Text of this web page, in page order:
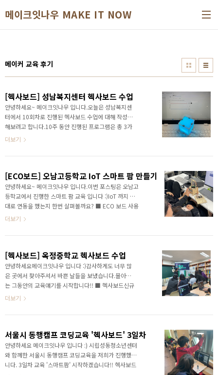
메이크잇나우 MAKE IT NOW
메이커 교육 후기
[헥사보드] 성남복지센터 헥사보드 수업
안녕하세요~ 메이크잇나우 입니다.오늘은 성남복지센
터에서 10회차로 진행된 헥사보드 수업에 대해 작성을
해보려고 합니다.10주 동안 진행된 프로그램은 총 3가
지 였는데요.기본적인 코딩과 무선통신에 대해 배우고,
트 화분 만들기이렇게 총 3가지의 프로그램을 진행했습
https://smartstore.naver.com/makeitnow/products/9829138976 헥
사보드 HEXABOARD IoT, AI 교육용 보드 - 교과연계,
인공지능, 데이터 사이언스 교육 만능 코딩 교육[메이크
잇나우] 메이커 제품을 만날 수 있는 마켓입니
는 작은 ..
더보기
[ECO보드] 오남고등학교 IoT 스마트 팜 만들기
안녕하세요~ 메이크잇나우 입니다.이번 포스팅은 오남고
등학교에서 진행한 스마트 팜 교육 입니다 :)IoT 까지 제
대로 연동을 했는지 한번 살펴볼까요? ■ ECO 보드 사용
하기ECO 보드는 이지(Easy) 커넥터(COnnect) 의 줄임
을 살린보드 입니다. 메이크잇나우가 보유한 40여종 이
있어전문적인 회로에 대한 지식이 없어도 쉽게 연결하여
코딩에 집중 할 수 있도록 되어 있어 수업을 듣는 학생들
도이를 교육하는 선생님들도 매우 손쉽게 AIoT, 데이터
사이언스 등을 구현할 수 있습니다
:)https://smartstore.naver.com/makeitnow/products/6019897171 ECO
보드..
더보기
[헥사보드] 옥정중학교 헥사보드 수업
안녕하세요메이크잇나우 입니다 :)감사하게도 너무 많
은 곳에서 찾아주셔서 바쁜 날들을 보냈습니다.몰아쓰
는 그동안의 교육얘기를 시작합니다!! ■ 헥사보드신규
보드로 출시된 헥사보드는 손안에 들어오는 작은 사이
내장되어 있는 만능형 소형 보드 입니다.이러한 센서들
젝트를 진행하고, 이를 통해 쉽고 재미있게코딩을 배울
수 있어 특히 초등학교 시장에서 인기가 아주 좋습니다
:)https://smartstore.naver.com/makeitnow/products/9829138976 헥
사보드 HEXABOARD IoT, AI 교육용 보드 - 교과연계,
더보기
서울시 동행캠프 코딩교육 '헥사보드' 3일차
안녕하세요 메이크잇나우 입니다 :) 시립성동청소년센터
와 함께한 서울시 동행캠프 코딩교육을 저희가 진행했습
니다. 3일차 교육 '스마트팜' 시작하겠습니다!! 헥사보드